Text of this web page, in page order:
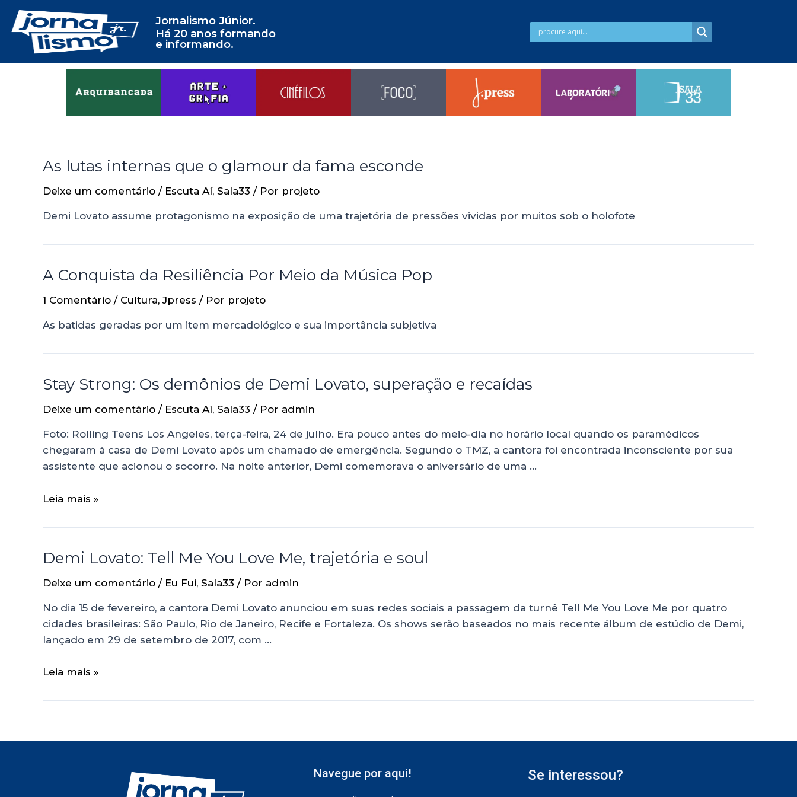
Jornalismo Júnior.
Há 20 anos formando
e informando.
As lutas internas que o glamour da fama esconde
Deixe um comentário / Escuta Aí, Sala33 / Por projeto
Demi Lovato assume protagonismo na exposição de uma trajetória de pressões vividas por muitos sob o holofote
A Conquista da Resiliência Por Meio da Música Pop
1 Comentário / Cultura,Jpress / Por projeto
As batidas geradas por um item mercadológico e sua importância subjetiva
Stay Strong: Os demônios de Demi Lovato, superação e recaídas
Deixe um comentário / Escuta Aí, Sala33 / Por admin
Foto: Rolling Teens Los Angeles, terça-feira, 24 de julho. Era pouco antes do meio-dia no horário local quando os paramédicos
chegaram à casa de Demi Lovato após um chamado de emergência. Segundo o TMZ, a cantora foi encontrada inconsciente por sua
assistente que acionou o socorro. Na noite anterior, Demi comemorava o aniversário de uma …
Leia mais »
Demi Lovato: Tell Me You Love Me, trajetória e soul
Deixe um comentário / Eu Fui, Sala33 / Por admin
No dia 15 de fevereiro, a cantora Demi Lovato anunciou em suas redes sociais a passagem da turnê Tell Me You Love Me por quatro
cidades brasileiras: São Paulo, Rio de Janeiro, Recife e Fortaleza. Os shows serão baseados no mais recente álbum de estúdio de Demi,
lançado em 29 de setembro de 2017, com …
Leia mais »
Navegue por aqui! Se interessou?